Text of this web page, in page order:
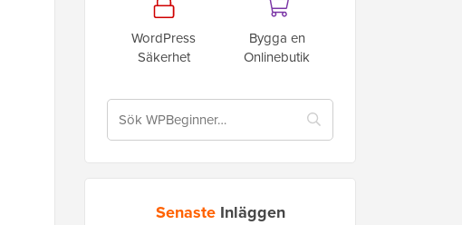
WordPress
Säkerhet
Bygga en
Onlinebutik
Senaste Inläggen